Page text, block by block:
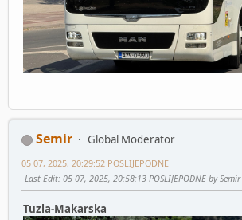
Semir
Global Moderator
05 07, 2025, 20:29:52 POSLIJEPODNE
Last Edit: 05 07, 2025, 20:58:13 POSLIJEPODNE by Semir
Tuzla-Makarska